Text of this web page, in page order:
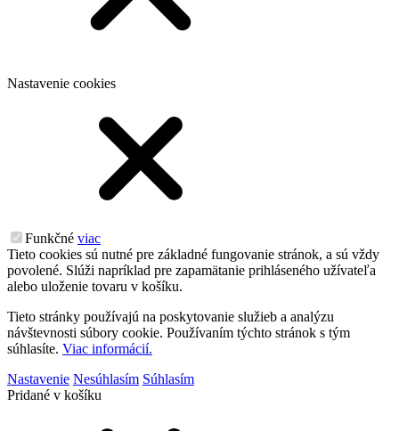
Nastavenie cookies
Funkčné viac
Tieto cookies sú nutné pre základné fungovanie stránok, a sú vždy
povolené. Slúži napríklad pre zapamätanie prihláseného užívateľa
alebo uloženie tovaru v košíku.
Tieto stránky používajú na poskytovanie služieb a analýzu
návštevnosti súbory cookie. Používaním týchto stránok s tým
súhlasíte. Viac informácií.
Nastavenie Nesúhlasím Súhlasím
Pridané v košíku